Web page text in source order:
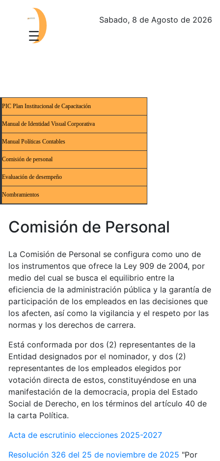
Sabado, 8 de Agosto de 2026
PIC Plan Institucional de Capacitación
Manual de Identidad Visual Corporativa
Manual Políticas Contables
Comisión de personal
Evaluación de desempeño
Nombramientos
Comisión de Personal
La Comisión de Personal se configura como uno de
los instrumentos que ofrece la Ley 909 de 2004, por
medio del cual se busca el equilibrio entre la
eficiencia de la administración pública y la garantía de
participación de los empleados en las decisiones que
los afecten, así como la vigilancia y el respeto por las
normas y los derechos de carrera.
Está conformada por dos (2) representantes de la
Entidad designados por el nominador, y dos (2)
representantes de los empleados elegidos por
votación directa de estos, constituyéndose en una
manifestación de la democracia, propia del Estado
Social de Derecho, en los términos del artículo 40 de
la carta Política.
Acta de escrutinio elecciones 2025-2027
Resolución 326 del 25 de noviembre de 2025 "Por